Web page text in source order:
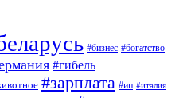
#бизнес #богатство
#гибель
#зарплата #ип #италия